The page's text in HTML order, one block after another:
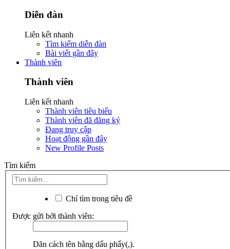
Diễn đàn
Liên kết nhanh
Tìm kiếm diễn đàn
Bài viết gần đây
Thành viên
Thành viên
Liên kết nhanh
Thành viên tiêu biểu
Thành viên đã đăng ký
Đang truy cập
Hoạt động gần đây
New Profile Posts
Tìm kiếm
Chỉ tìm trong tiêu đề
Được gửi bởi thành viên:
Dãn cách tên bằng dấu phẩy(,).